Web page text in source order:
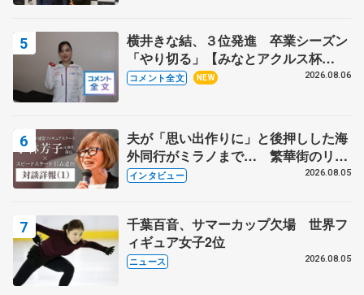
横井きな結、３位発進 卒業シーズン
「やり切る」【みなとアクルス杯
SP】
コメント全文 NEW 2026.08.06
夫が「思い出作りに」と後押しした海
外同行がミラノまで… 繁華街のリン
クでは不良のお兄さんも味方に 小林
インタビュー 2026.08.05
千葉百音、サマーカップ欠場 世界フ
ィギュア女子2位
ニュース 2026.08.05